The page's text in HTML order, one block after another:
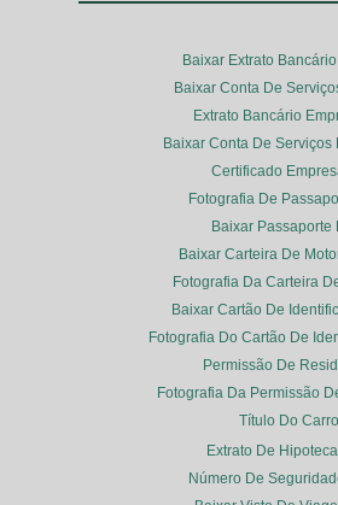
Baixar Extrato
Baixar Conta De
Extrato Bancário
Baixar Conta De Serviços
Certificado
Fotografia De
Baixar Passaporte
Baixar Carteira De
Fotografia Da Carteira
Baixar Cartão De
Fotografia Do Cartão De
Permissão De
Fotografia Da Permissão
Título Do Carro
Extrato De
Número De